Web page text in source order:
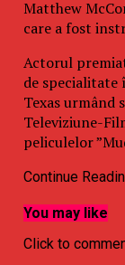
Matthew
care a fost
Actorul
de specialitate
Texas urmând
Televiziune-
peliculelor
McConaughey
căruia numirea
Continue
You may like
Click to